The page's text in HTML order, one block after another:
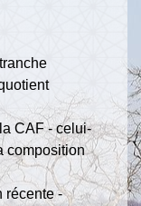
CAF - celui-
composition
récente -